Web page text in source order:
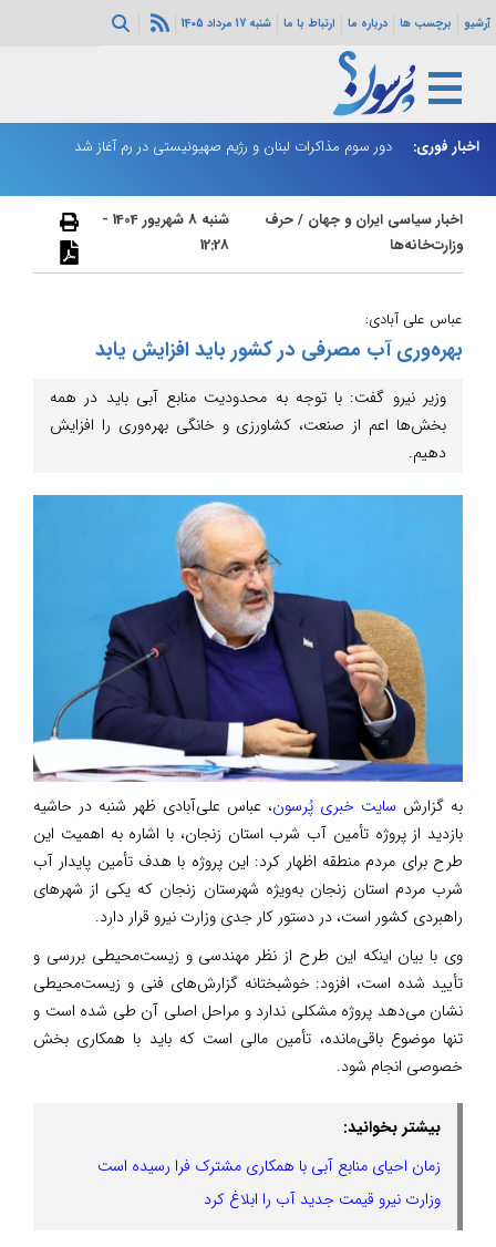
آرشیو برچسب ها درباره ما ارتباط با ما شنبه 17 مرداد 1405
اخبار فوری:
مهمات دور سوم مذاکرات لبنان و رژیم صهیونیستی در رم آغاز شد
اخبار سیاسی ایران و جهان /حرف
وزارت‌خانه‌ها
شنبه 8 شهریور 1404 -
12:28
عباس علی آبادی:
بهره‌وری آب مصرفی در کشور باید افزایش یابد
وزیر نیرو گفت: با توجه به محدودیت منابع آبی باید در همه
بخش‌ها اعم از صنعت، کشاورزی و خانگی بهره‌وری را افزایش
دهیم.
به گزارش سایت خبری پُرسون، عباس علی‌آبادی ظهر شنبه در حاشیه
بازدید از پروژه تأمین آب شرب استان زنجان، با اشاره به اهمیت این
طرح برای مردم منطقه اظهار کرد: این پروژه با هدف تأمین پایدار آب
شرب مردم استان زنجان به‌ویژه شهرستان زنجان که یکی از شهرهای
راهبردی کشور است، در دستور کار جدی وزارت نیرو قرار دارد.
وی با بیان اینکه این طرح از نظر مهندسی و زیست‌محیطی بررسی و
تأیید شده است، افزود: خوشبختانه گزارش‌های فنی و زیست‌محیطی
نشان می‌دهد پروژه مشکلی ندارد و مراحل اصلی آن طی شده است و
تنها موضوع باقی‌مانده، تأمین مالی است که باید با همکاری بخش
خصوصی انجام شود.
بیشتر بخوانید:
زمان احیای منابع آبی با همکاری مشترک فرا رسیده است
وزارت نیرو قیمت جدید آب را ابلاغ کرد